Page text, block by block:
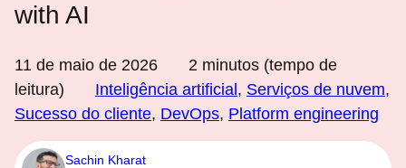
with AI
11 de maio de 2026 2 minutos (tempo de
leitura)
Inteligência artificial , Serviços de nuvem,
Sucesso do cliente, DevOps, Platform engineering
Sachin Kharat